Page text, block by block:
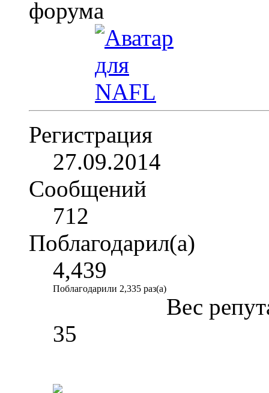
Регистрация
27.09.2014
Сообщений
712
Поблагодарил(а)
4,439
Поблагодарили 2,335 раз(а)
Вес
35